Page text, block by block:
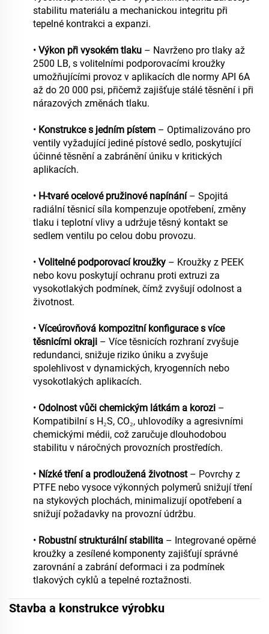
stabilitu materiálu a mechanickou integritu při
tepelné kontrakci a expanzi.
• Výkon při vysokém tlaku – Navrženo pro tlaky až
2500 LB, s volitelními podporovacími kroužky
umožňujícími provoz v aplikacích dle normy API 6A
až do 20 000 psi, přičemž zajišťuje stálé těsnění i při
nárazových změnách tlaku.
• Konstrukce s jedním pístem – Optimalizováno pro
ventily vyžadující jediné pístové sedlo, poskytující
účinné těsnění a zabránění úniku v kritických
aplikacích.
• H-tvaré ocelové pružinové napínání – Spojitá
radiální těsnicí síla kompenzuje opotřebení, změny
tlaku i teplotní vlivy a udržuje těsný kontakt se
sedlem ventilu po celou dobu provozu.
• Volitelné podporovací kroužky – Kroužky z PEEK
nebo kovu poskytují ochranu proti extruzi za
vysokotlakých podmínek, čímž zvyšují odolnost a
životnost.
• Víceúrovňová kompozitní konfigurace s více
těsnicími okraji – Více těsnicích rozhraní zvyšuje
redundanci, snižuje riziko úniku a zvyšuje
spolehlivost v dynamických, kryogenních nebo
vysokotlakých aplikacích.
• Odolnost vůči chemickým látkám a korozi –
Kompatibilní s H₂S, CO₂, uhlovodíky a agresivními
chemickými médii, což zaručuje dlouhodobou
stabilitu v náročných provozních prostředích.
• Nízké tření a prodloužená životnost – Povrchy z
PTFE nebo vysoce výkonných polymerů snižují tření
na stykových plochách, minimalizují opotřebení a
snižují požadavky na provozní údržbu.
• Robustní strukturální stabilita – Integrované opěrné
kroužky a zesílené komponenty zajišťují správné
zarovnání a zabrání deformaci i za podmínek
tlakových cyklů a tepelné roztažnosti.
Stavba a konstrukce výrobku